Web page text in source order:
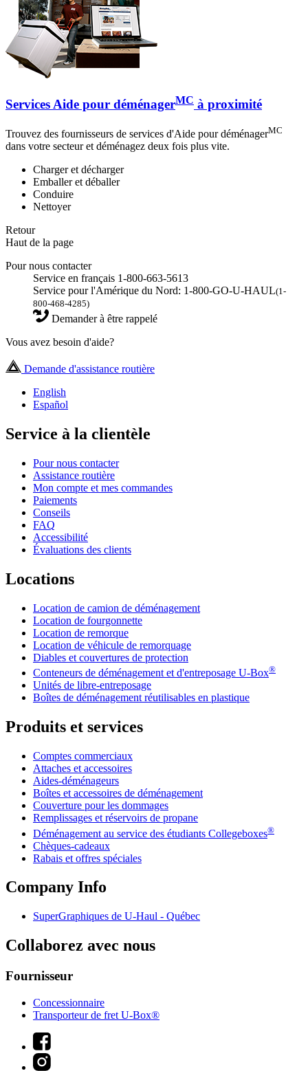
Services Aide pour déménagerMC à proximité
Trouvez des fournisseurs de services d'Aide pour déménagerMC
dans votre secteur et déménagez deux fois plus vite.
Charger et décharger
Emballer et déballer
Conduire
Nettoyer
Retour
Haut de la page
Pour nous contacter
Service en français 1-800-663-5613
Service pour l'Amérique du Nord: 1-800-GO-U-HAUL(1-
800-468-4285)
Demander à être rappelé
Vous avez besoin d'aide?
Demande d'assistance routière
English
Español
Service à la clientèle
Pour nous contacter
Assistance routière
Mon compte et mes commandes
Paiements
Conseils
FAQ
Accessibilité
Évaluations des clients
Locations
Location de camion de déménagement
Location de fourgonnette
Location de remorque
Location de véhicule de remorquage
Diables et couvertures de protection
Conteneurs de déménagement et d'entreposage U-Box®
Unités de libre-entreposage
Boîtes de déménagement réutilisables en plastique
Produits et services
Comptes commerciaux
Attaches et accessoires
Aides-déménageurs
Boîtes et accessoires de déménagement
Couverture pour les dommages
Remplissages et réservoirs de propane
Déménagement au service des étudiants Collegeboxes®
Chèques-cadeaux
Rabais et offres spéciales
Company Info
SuperGraphiques de U-Haul - Québec
Collaborez avec nous
Fournisseur
Concessionnaire
Transporteur de fret U-Box®